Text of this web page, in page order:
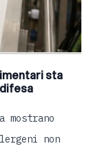
sta
non